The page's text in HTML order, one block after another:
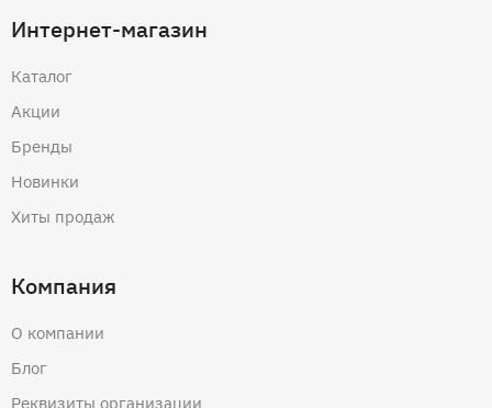
Интернет-магазин
Каталог
Акции
Бренды
Новинки
Хиты продаж
Компания
О компании
Блог
Реквизиты организации